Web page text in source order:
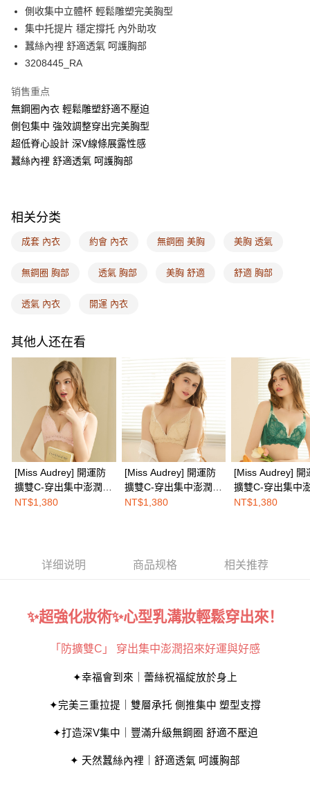
PXPay Plus
Plus PAY
AFTEE先享后付
一、關於 AFTEE先享後付
1. 於付款方式選擇AFTEE先享後付，將跳出AFTEE先享後付手機驗證視
窗。
2. 進行簡訊驗證之後，即可完成結帳手續。
3. 訂單確認後不需事先繳費，商品會配送至您的指定地址。
4. 下訂完成後，您的手機會收到一封繳費通知簡訊，APP會員則會收到
AFTEE APP推播通知。
請留意繳費期限為 14 天。唯有下載 AFTEE App 成為 AFTEE 會員者方能享
出。使用AFTEE下訂可以延長您收到商品前的繳費天數，但無法保證一定能
夠在期限內收到商品(例如:預購商品或預計到貨時間較長者)。因此無論收到
之上限額度
3. 目前僅支援台灣會員
三、聲明條款
「AFTEE先享後付」(下稱本服務)乃由恩沛科技股份有限公司(下稱 AFTEE )
所提供，並由 AFTEE 向您收取款項。因使用本服務所須提供之個人資料(包
含但不限於訂購人姓名、電話，收件人姓名、電話、收件地址)，將交付予
AFTEE 於本服務必要服務範圍內運用。關於 AFTEE 對於個人資料之蒐集、
處理、利用，詳參 AFTEE 官網之『個人資料蒐集、處理及利用告知聲明』
https://aftee.tw/privacypolicy/
若款項超過繳費期限，將根據當次的金額加收年利率 16% 的逾期滯納金。
未成年的使用者，請事先徵得法定代理人或監護人之同意方可使用
要之購買訂單資訊提供予 AFTEE ，或讓 AFTEE 蒐集處理利用您的個人資
ATM付款
运送方式
全家取付
每笔NT$100，满NT$1,500(含以上)免运费
7-11取付
每笔NT$100，满NT$1,500(含以上)免运费
每笔NT$100，满NT$1,500(含以上)免运费
宅配
每笔NT$100，满NT$1,500(含以上)免运费
EASY SHOP門市速取
海外配送 查看运费
側收集中立體杯 輕鬆雕塑完美胸型
集中托提片 穩定撐托 內外助攻
蠶絲內裡 舒適透氣 呵護胸部
3208445_RA
销售重点
無鋼圈內衣 輕鬆雕塑舒適不壓迫
側包集中 強效調整穿出完美胸型
超低脊心設計 深V線條展露性感
蠶絲內裡 舒適透氣 呵護胸部
相关分类
成套 內衣 約會 內衣 無鋼圈 美胸 美胸 透氣
無鋼圈 胸部 透氣 胸部 美胸 舒適 舒適 胸部
透氣 內衣 開運 內衣
其他人还在看
[Miss Audrey] 開運防
擴雙C-穿出集中澎潤乳
溝蠶絲無鋼圈內衣-桃
NT$1,380
[Miss Audrey] 開運防
擴雙C-穿出集中澎潤乳
溝蠶絲無鋼圈內衣-金
NT$1,380
[Miss Audrey] 開
擴雙C-穿出集中
溝蠶絲無鋼圈內
NT$1,380
详细说明 商品规格 相关推荐
✨超強化妝術✨心型乳溝妝輕鬆穿出來！
「防擴雙C」 穿出集中澎潤招來好運與好感
✦幸福會到來｜蕾絲祝福綻放於身上
✦完美三重拉提｜雙層承托 側推集中 塑型支撐
✦打造深V集中｜豐滿升級無鋼圈 舒適不壓迫
✦ 天然蠶絲內裡｜舒適透氣 呵護胸部